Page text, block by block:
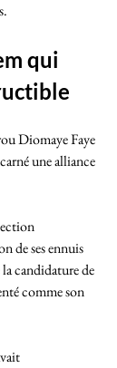
qui
Diomaye Faye
une alliance
de ses ennuis
candidature de
comme son